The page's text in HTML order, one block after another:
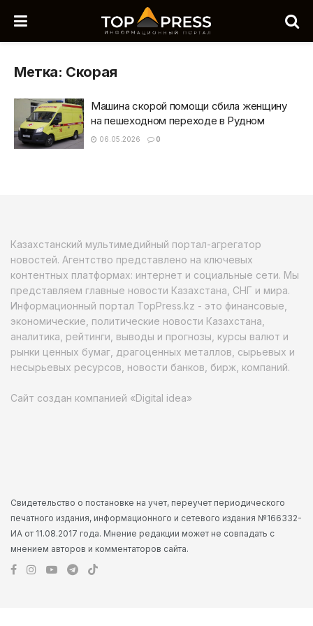
Метка: Скорая
Машина скорой помощи сбила женщину
на пешеходном переходе в Рудном
06.05.2026 0
Казахстанский мультимедийный портал-агрегатор
новостей. Агентство представлено на ключевых
контентных платформах: интернет и социальные сети. Мы
представляем главные новости Казахстана, СНГ и мира.
Информационный портал TopPress.kz - это финансовые,
экономические, политические новости Казахстана,
аналитика, рейтинги, выводы и прогнозы, курсы валют и
рынки ценных бумаг, драгоценных металлов, сырьевых и
несырьевых ресурсов, новости банков, бирж, компаний.
Сайт создан компанией «Digital idea»
Свидетельство о постановке на учет, переучет периодического
печатного издания, информационного и сетевого издания №166332-
ИА от 11.08.2017 года. Мнение редакции может не совпадать с
мнением авторов и комментаторов сайта.